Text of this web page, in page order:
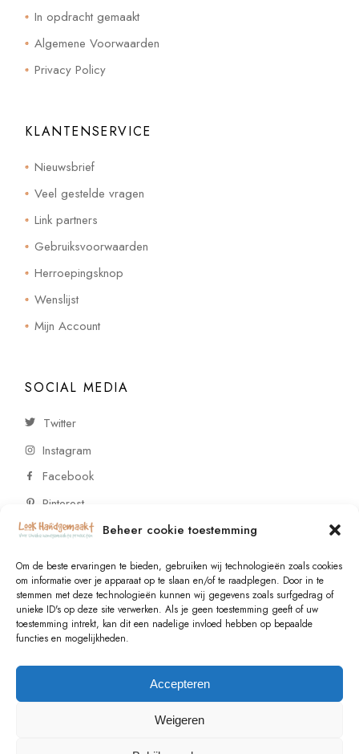
Beheer cookie toestemming
Om de beste ervaringen te bieden, gebruiken wij technologieën zoals cookies
om informatie over je apparaat op te slaan en/of te raadplegen. Door in te
stemmen met deze technologieën kunnen wij gegevens zoals surfgedrag of
unieke ID's op deze site verwerken. Als je geen toestemming geeft of uw
toestemming intrekt, kan dit een nadelige invloed hebben op bepaalde
functies en mogelijkheden.
Accepteren
Weigeren
In opdracht gemaakt
Algemene Voorwaarden
Privacy Policy
KLANTENSERVICE
Nieuwsbrief
Veel gestelde vragen
Link partners
Gebruiksvoorwaarden
Herroepingsknop
Wenslijst
Mijn Account
SOCIAL MEDIA
Twitter
Instagram
Facebook
Pinterest
CONTACT
Vragen of wensen? Neem contact op!
+31 (0)6 229 021 29